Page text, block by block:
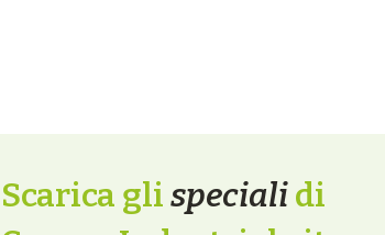
Scarica glispecialidi